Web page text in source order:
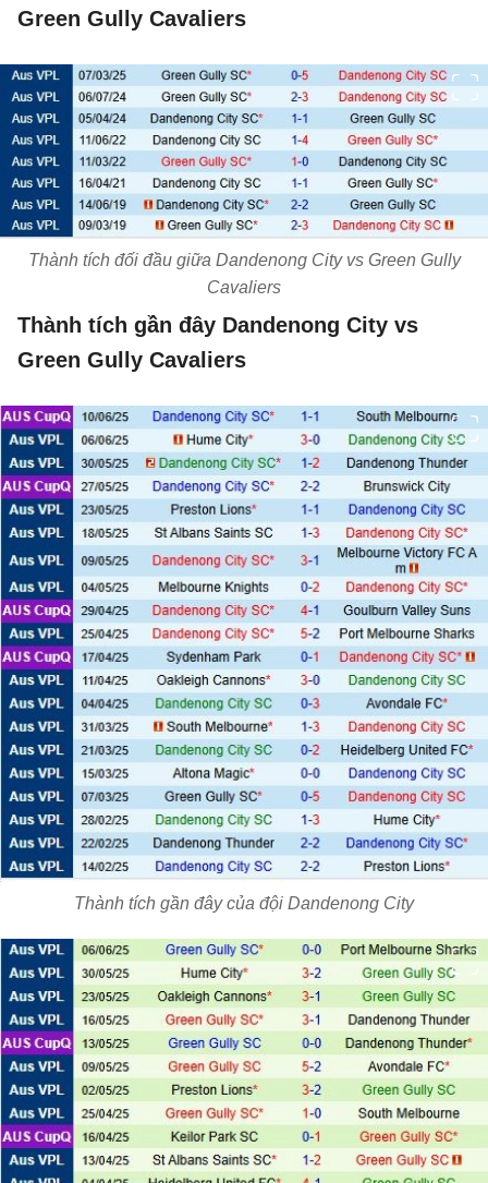
Green Gully Cavaliers
Thành tích đối đầu giữa Dandenong City vs Green Gully
Cavaliers
Thành tích gần đây Dandenong City vs
Green Gully Cavaliers
Thành tích gần đây của đội Dandenong City